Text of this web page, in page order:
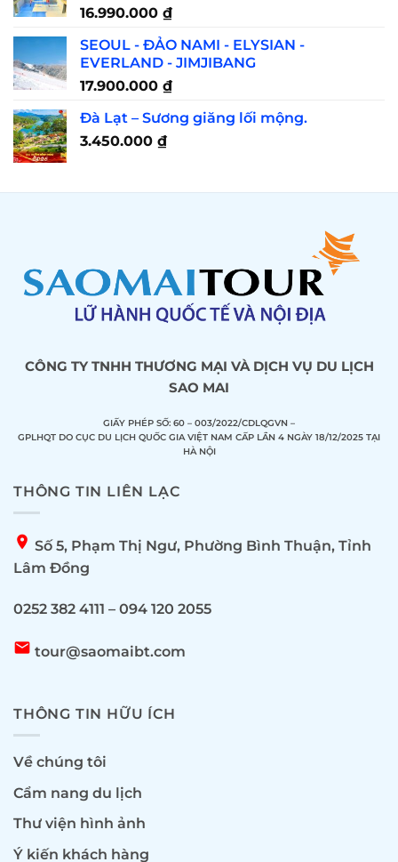
16.990.000 ₫
SEOUL - ĐẢO NAMI - ELYSIAN -
EVERLAND - JIMJIBANG
17.900.000 ₫
Đà Lạt – Sương giăng lối mộng.
3.450.000 ₫
CÔNG TY TNHH THƯƠNG MẠI VÀ DỊCH VỤ DU LỊCH
SAO MAI
GIẤY PHÉP SỐ: 60 – 003/2022/CDLQGVN –
GPLHQT DO CỤC DU LỊCH QUỐC GIA VIỆT NAM CẤP LẦN 4 NGÀY 18/12/2025 TẠI
HÀ NỘI
THÔNG TIN LIÊN LẠC
location_on Số 5, Phạm Thị Ngư, Phường Bình Thuận, Tỉnh
Lâm Đồng
0252 382 4111 – 094 120 2055
email tour@saomaibt.com
THÔNG TIN HỮU ÍCH
Về chúng tôi
Cẩm nang du lịch
Thư viện hình ảnh
Ý kiến khách hàng